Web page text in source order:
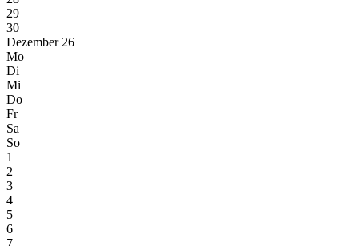
29
30
Dezember 26
Mo
Di
Mi
Do
Fr
Sa
So
1
2
3
4
5
6
7